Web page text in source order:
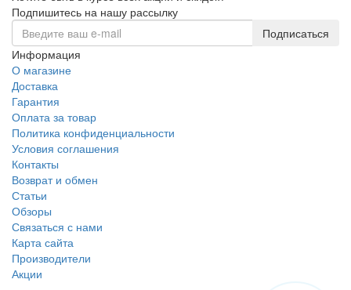
Подпишитесь на нашу рассылку
Подписаться
Информация
О магазине
Доставка
Гарантия
Оплата за товар
Политика конфиденциальности
Условия соглашения
Контакты
Возврат и обмен
Статьи
Обзоры
Связаться с нами
Карта сайта
Производители
Акции